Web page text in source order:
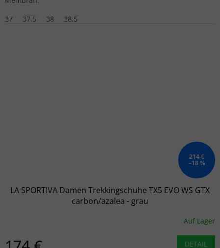
37
37,5 38 38,5
214 €
–18 %
LA SPORTIVA Damen Trekkingschuhe TX5 EVO WS GTX
carbon/azalea - grau
Auf Lager
DETAIL